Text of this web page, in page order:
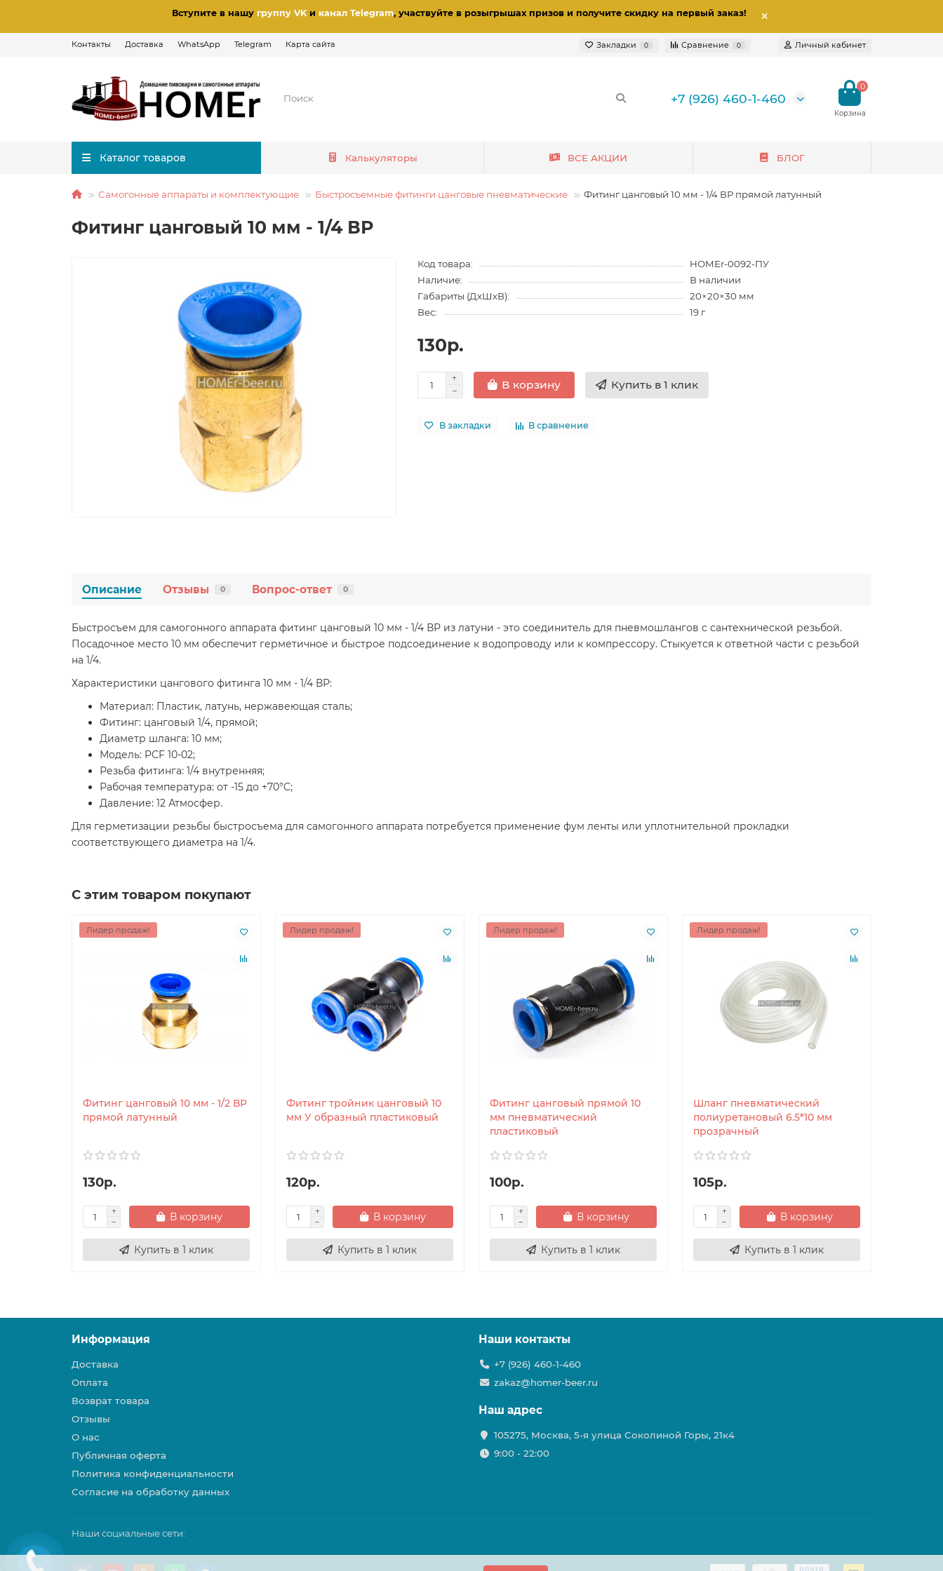
Вступите в нашу группу VKи канал Telegram, участвуйте в розыгрышах призов и получите скидку на первый заказ!
Контакты Доставка WhatsApp Telegram Карта сайта Закладки 0 Сравнение 0 Личный кабинет
+7 (926) 460-1-460
0
Каталог товаров Калькуляторы ВСЕ АКЦИИ БЛОГ
Самогонные аппараты и комплектующие Быстросъемные фитинги цанговые пневматические Фитинг цанговый 10 мм - 1/4 ВР прямой латунный
Фитинг цанговый 10 мм - 1/4 ВР
Код товара:
HOMEr-0092-ПУ
Наличие:
В наличии
Габариты (ДхШхВ):
20×20×30 мм
Вес:
19 г
130р.
В корзину Купить в 1 клик
В закладки В сравнение
Описание Отзывы 0 Вопрос-ответ 0
Быстросъем для самогонного аппарата фитинг цанговый 10 мм - 1/4 ВР из латуни - это соединитель для пневмошлангов с сантехнической резьбой.
Посадочное место 10 мм обеспечит герметичное и быстрое подсоединение к водопроводу или к компрессору. Стыкуется к ответной части с резьбой
на 1/4.
Характеристики цангового фитинга 10 мм - 1/4 ВР:
Материал: Пластик, латунь, нержавеющая сталь;
Фитинг: цанговый 1/4, прямой;
Диаметр шланга: 10 мм;
Модель: PCF 10-02;
Резьба фитинга: 1/4 внутренняя;
Рабочая температура: от -15 до +70°C;
Давление: 12 Атмосфер.
Для герметизации резьбы быстросъема для самогонного аппарата потребуется применение фум ленты или уплотнительной прокладки
соответствующего диаметра на 1/4.
С этим товаром покупают
Лидер продаж!
Фитинг цанговый 10 мм - 1/2 ВР
прямой латунный
130р.
В корзину
Купить в 1 клик
Лидер продаж!
Фитинг тройник цанговый 10
мм У образный пластиковый
120р.
В корзину
Купить в 1 клик
Лидер продаж!
Фитинг цанговый прямой 10
мм пневматический
пластиковый
100р.
В корзину
Купить в 1 клик
Лидер продаж!
Шланг пневматический
полиуретановый 6.5*10 мм
прозрачный
105р.
В корзину
Купить в 1 клик
Информация
Доставка
Оплата
Возврат товара
Отзывы
О нас
Публичная оферта
Политика конфиденциальности
Согласие на обработку данных
Наши контакты
+7 (926) 460-1-460
zakaz@homer-beer.ru
Наш адрес
105275, Москва, 5-я улица Соколиной Горы, 21к4
9:00 - 22:00
Наши социальные сети: